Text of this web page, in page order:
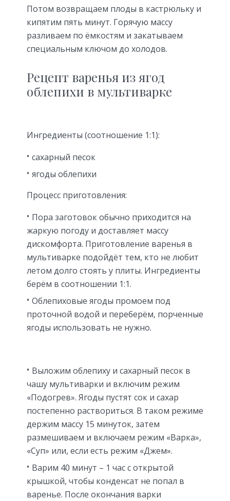
Потом возвращаем плоды в кастрюльку и
кипятим пять минут. Горячую массу
разливаем по ёмкостям и закатываем
специальным ключом до холодов.
Рецепт варенья из ягод
облепихи в мультиварке
Ингредиенты (соотношение 1:1):
сахарный песок
ягоды облепихи
Процесс приготовления:
Пора заготовок обычно приходится на
жаркую погоду и доставляет массу
дискомфорта. Приготовление варенья в
мультиварке подойдёт тем, кто не любит
летом долго стоять у плиты. Ингредиенты
берём в соотношении 1:1.
Облепиховые ягоды промоем под
проточной водой и переберём, порченные
ягоды использовать не нужно.
Выложим облепиху и сахарный песок в
чашу мультиварки и включим режим
«Подогрев». Ягоды пустят сок и сахар
постепенно раствориться. В таком режиме
держим массу 15 минуток, затем
размешиваем и включаем режим «Варка»,
«Суп» или, если есть режим «Джем».
Варим 40 минут – 1 час с открытой
крышкой, чтобы конденсат не попал в
варенье. После окончания варки